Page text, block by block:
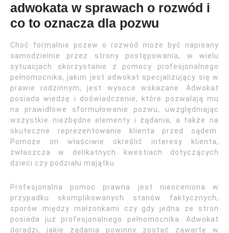
adwokata w sprawach o rozwód i
co to oznacza dla pozwu
Choć formalnie pozew o rozwód może być napisany
samodzielnie przez strony postępowania, w wielu
sytuacjach skorzystanie z pomocy profesjonalnego
pełnomocnika, jakim jest adwokat specjalizujący się w
prawie rodzinnym, jest wysoce wskazane. Adwokat
posiada wiedzę i doświadczenie, które pozwalają mu
na prawidłowe sformułowanie pozwu, uwzględniając
wszystkie niezbędne elementy i żądania, a także na
skuteczne reprezentowanie klienta przed sądem.
Pomoże on właściwie określić interesy klienta,
zwłaszcza w delikatnych kwestiach dotyczących
dzieci czy podziału majątku.
Profesjonalna pomoc prawna jest nieoceniona w
przypadku skomplikowanych stanów faktycznych,
sporów między małżonkami czy gdy jedna ze stron
posiada już profesjonalnego pełnomocnika. Adwokat
doradzi, jakie żądania powinny zostać zawarte w